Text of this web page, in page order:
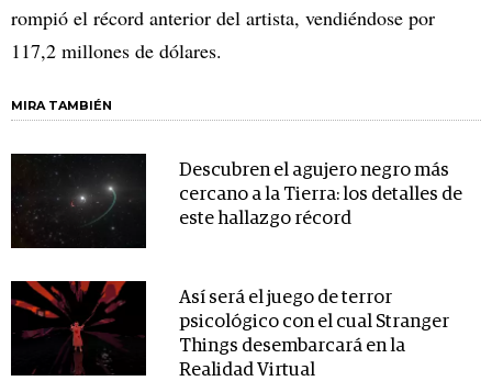
rompió el récord anterior del artista, vendiéndose por
117,2 millones de dólares.
MIRA TAMBIÉN
Descubren el agujero negro más
cercano a la Tierra: los detalles de
este hallazgo récord
Así será el juego de terror
psicológico con el cual Stranger
Things desembarcará en la
Realidad Virtual